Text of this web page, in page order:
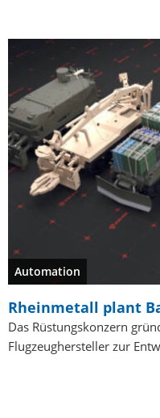
Automation
Rheinmetall plant
Das Rüstungskonzern
Flugzeughersteller zur